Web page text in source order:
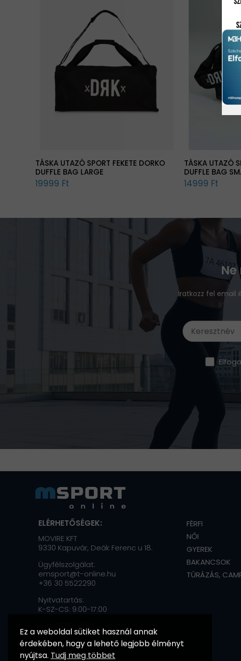
TÁSKA UTAZÓ SPORT FEKETE DORKO
DUFFLE BAG LARGE
19999 Ft
TÁSKA UTAZÓ
DUFFLE BAG
14999 Ft
Iratkozz fel email
ELÉRHETŐSÉGEK:
MOVIRE KFT
9330 Kapuvár, Deák Ferenc u 18.
Ügyfélszolgálat:
emsport@t-online.hu
+36 30 5522290
Nyitvatartás:
K-SZ-CS: 9:00-17:00
H-P: 09:00-16:50
Szombat: 09:00-12:00
FÉRFI
NŐI
GYEREK
BAKANCSOK
TÚRÁZÁS,
Ez a weboldal sütiket használ annak
érdekében, hogy a lehető legjobb élményt
nyújtsa. Tudj meg többet